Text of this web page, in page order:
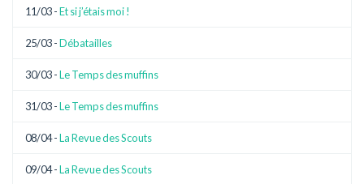
11/03 -Et si j’étais moi !
25/03 -Débatailles
30/03 -Le Temps des muffins
31/03 -Le Temps des muffins
08/04 -La Revue des Scouts
09/04 -La Revue des Scouts